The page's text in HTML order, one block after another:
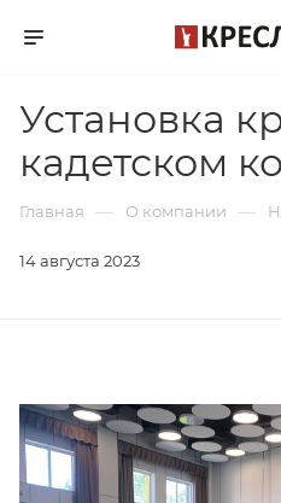
Установка
кадетском
Главная — О компании —
14 августа 2023